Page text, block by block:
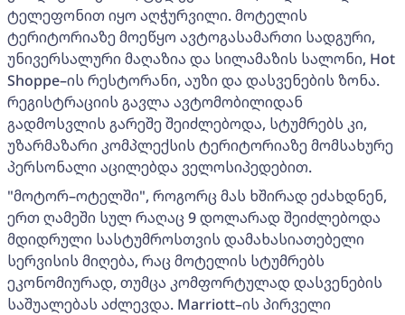
ტელეფონით იყო აღჭურვილი. მოტელის
ტერიტორიაზე მოეწყო ავტოგასამართი სადგური,
უნივერსალური მაღაზია და სილამაზის სალონი, Hot
Shoppe–ის რესტორანი, აუზი და დასვენების ზონა.
რეგისტრაციის გავლა ავტომობილიდან
გადმოსვლის გარეშე შეიძლებოდა, სტუმრებს კი,
უზარმაზარი კომპლექსის ტერიტორიაზე მომსახურე
პერსონალი აცილებდა ველოსიპედებით.
"მოტორ–ოტელში", როგორც მას ხშირად ეძახდნენ,
ერთ ღამეში სულ რაღაც 9 დოლარად შეიძლებოდა
მდიდრული სასტუმროსთვის დამახასიათებელი
სერვისის მიღება, რაც მოტელის სტუმრებს
ეკონომიურად, თუმცა კომფორტულად დასვენების
საშუალებას აძლევდა. Marriott–ის პირველი